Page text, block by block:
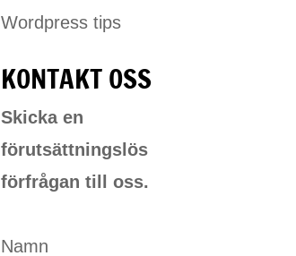
Wordpress tips
KONTAKT OSS
Skicka en
förutsättningslös
förfrågan till oss.
Namn